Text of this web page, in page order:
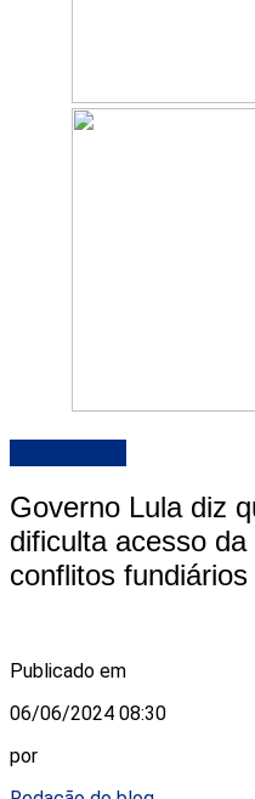
Governo Lula diz
dificulta acesso
conflitos fundiários
Publicado em
06/06/2024 08:30
por